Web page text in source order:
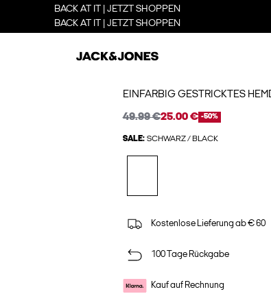
BACK AT IT | JETZT SHOPPEN
BACK AT IT | JETZT SHOPPEN
EINFARBIG GESTRICKTES
49.99 €25.00 € -50%
SALE: SCHWARZ / BLACK
Kostenlose Lieferung ab € 60
100 Tage Rückgabe
Kauf auf Rechnung